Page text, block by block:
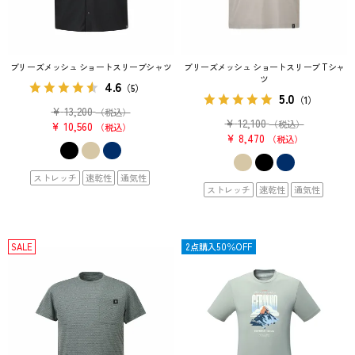
ブリーズメッシュ ショートスリーブシャツ
4.6 （5）
¥ 13,200 （税込）
¥ 10,560 税込
ストレッチ 速乾性 通気性
ブリーズメッシュ ショートスリーブ Tシャ
ツ
5.0 （1）
¥ 12,100 （税込）
¥ 8,470 税込
ストレッチ 速乾性 通気性
SALE SALE
2点購入50％OFF